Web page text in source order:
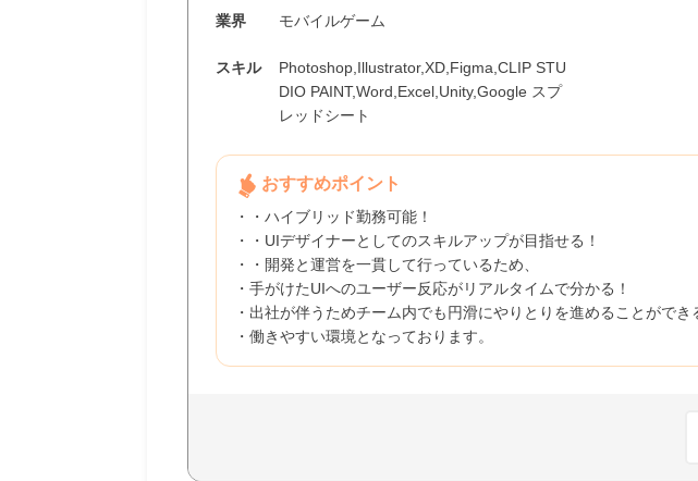
業界 モバイルゲーム
スキル
Photoshop,Illustrator,XD,Figma,CLIP STU
DIO PAINT,Word,Excel,Unity,Google スプ
レッドシート
おすすめポイント
・・ハイブリッド勤務可能！
・・UIデザイナーとしてのスキルアップが目指せる！
・・開発と運営を一貫して行っているため、
・手がけたUIへのユーザー反応がリアルタイムで分かる！
・出社が伴うためチーム内でも円滑にやりとりを進めることができ
・働きやすい環境となっております。